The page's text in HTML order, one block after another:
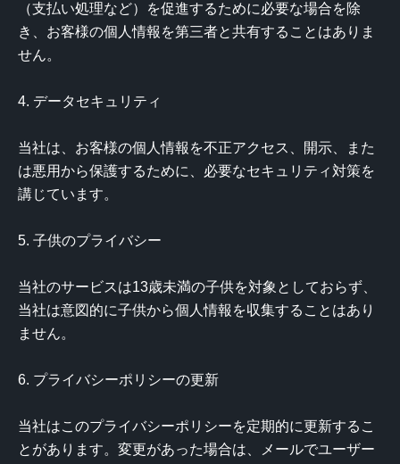
（支払い処理など）を促進するために必要な場合を除
き、お客様の個人情報を第三者と共有することはありま
せん。
4. データセキュリティ
当社は、お客様の個人情報を不正アクセス、開示、また
は悪用から保護するために、必要なセキュリティ対策を
講じています。
5. 子供のプライバシー
当社のサービスは13歳未満の子供を対象としておらず、
当社は意図的に子供から個人情報を収集することはあり
ません。
6. プライバシーポリシーの更新
当社はこのプライバシーポリシーを定期的に更新するこ
とがあります。変更があった場合は、メールでユーザー